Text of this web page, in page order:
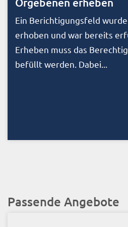
Ein Berichtigungsfeld
erhoben und war bereits
Erheben muss das
befüllt werden. Dabei...
Passende Angebote